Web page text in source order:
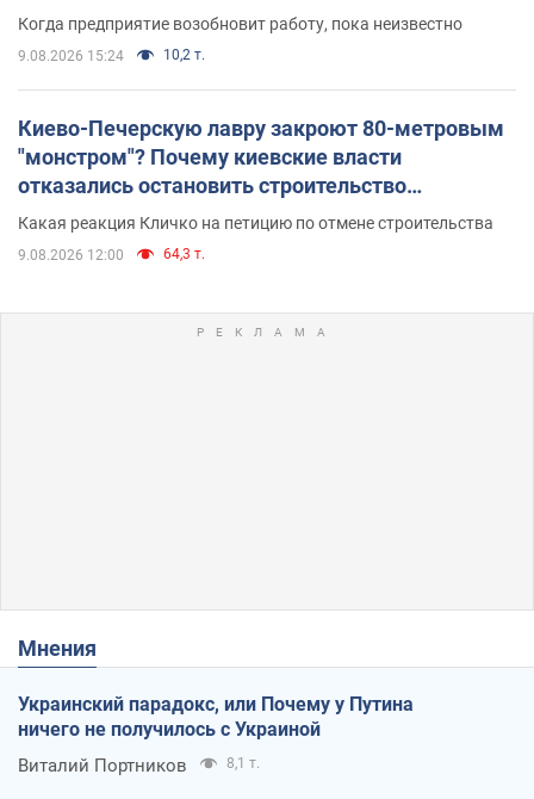
Когда предприятие возобновит работу, пока неизвестно
9.08.2026 15:24 10,2 т.
Киево-Печерскую лавру закроют 80-метровым
"монстром"? Почему киевские власти
отказались остановить строительство
небоскреба "московского верующего"
Какая реакция Кличко на петицию по отмене строительства
9.08.2026 12:00 64,3 т.
Мнения
Украинский парадокс, или Почему у Путина
ничего не получилось с Украиной
Виталий Портников 8,1 т.